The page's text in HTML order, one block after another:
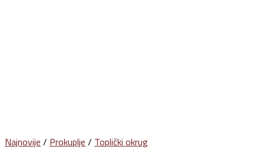
Najnovije / Prokuplje / Toplički okrug